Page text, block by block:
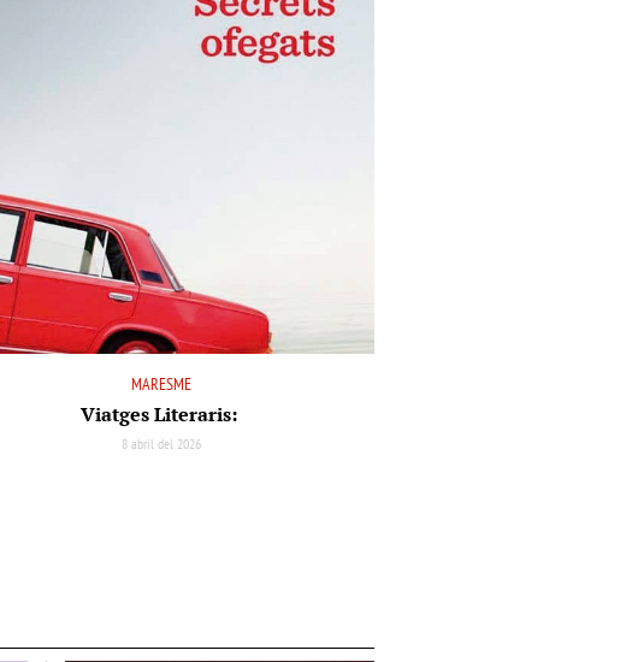
MARESME
Viatges Literaris:
8 abril del 2026